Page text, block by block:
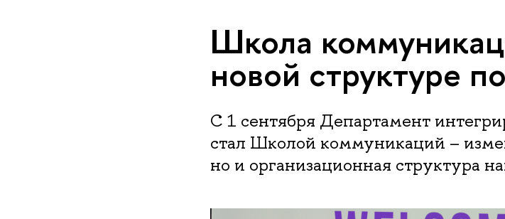
Школа
новой структуре
С 1 сентября Департамент
стал Школой коммуникаций –
но и организационная структура